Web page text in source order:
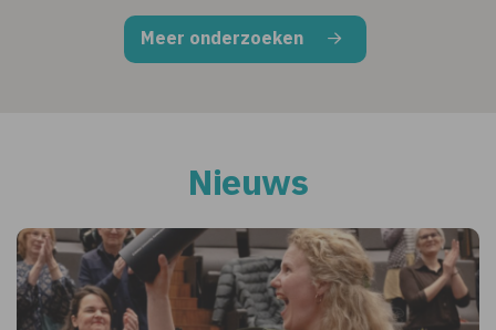
Meer onderzoeken
Nieuws